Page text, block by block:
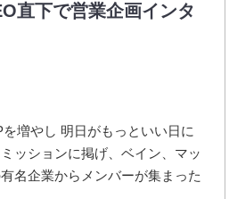
直下で営業企画インタ
増やし 明日がもっといい日に
ッションに掲げ、ベイン、マッ
名企業からメンバーが集まった